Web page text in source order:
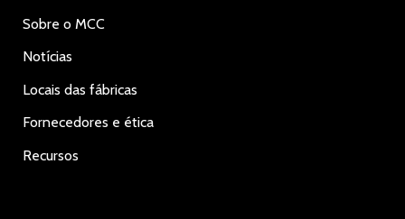
Sobre o MCC
Notícias
Locais das fábricas
Fornecedores e ética
Recursos